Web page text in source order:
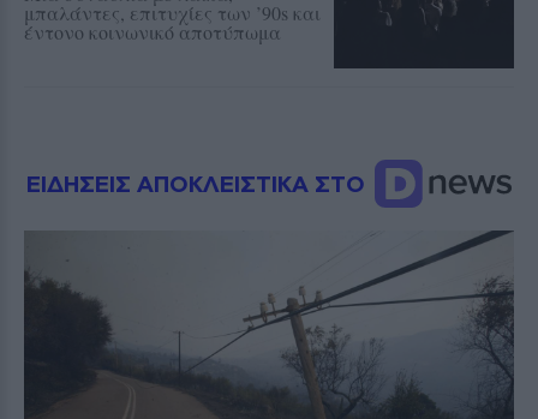
μπαλάντες, επιτυχίες των ’90s και
έντονο κοινωνικό αποτύπωμα
ΕΙΔΗΣΕΙΣ ΑΠΟΚΛΕΙΣΤΙΚΑ ΣΤΟ